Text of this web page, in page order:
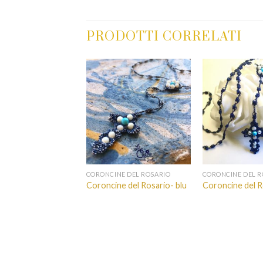
PRODOTTI CORRELATI
CORONCINE DEL ROSARIO
Coroncine del Rosario- blu
CORONCINE DEL
Coroncine del